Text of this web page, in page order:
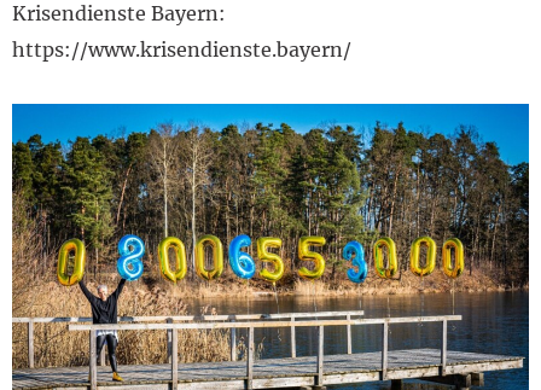
Krisendienste Bayern:
https://www.krisendienste.bayern/